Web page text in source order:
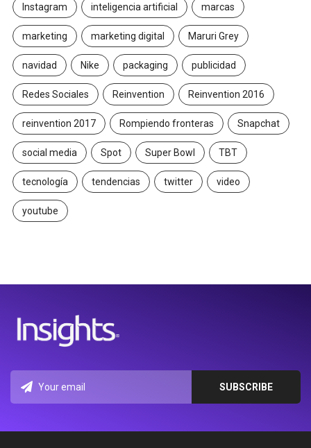
Instagram inteligencia artificial marcas
marketing marketing digital Maruri Grey
navidad Nike packaging publicidad
Redes Sociales Reinvention Reinvention 2016
reinvention 2017 Rompiendo fronteras Snapchat
social media Spot Super Bowl TBT
tecnología tendencias twitter video
youtube